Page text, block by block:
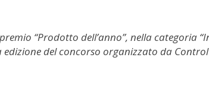
“Prodotto dell’anno”, nella categoria
edizione del concorso organizzato da